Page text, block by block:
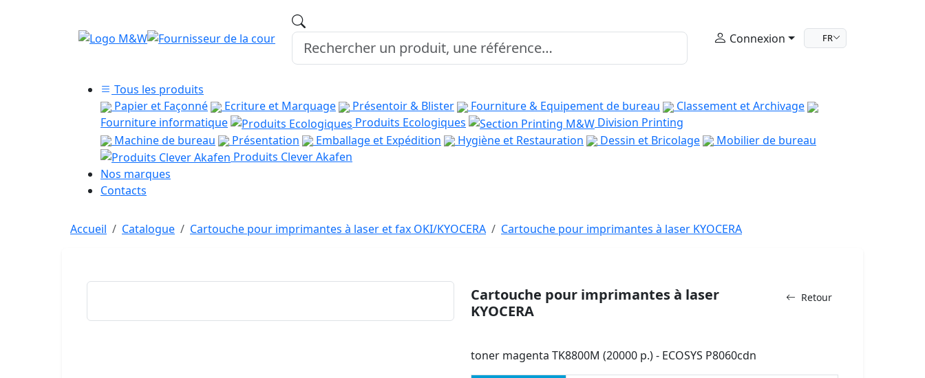
Connexion FR
Tous les produits
Papier et Façonné
Ecriture et Marquage Présentoir & Blister Fourniture & Equipement de bureau
Classement et Archivage
Fourniture informatique
Produits Ecologiques
Division Printing
Machine de bureau
Présentation Emballage et Expédition Hygiène et Restauration Dessin et Bricolage
Mobilier de bureau
Produits Clever Akafen
Nos marques
Contacts
Accueil Catalogue Cartouche pour imprimantes à laser et fax OKI/KYOCERA Cartouche pour imprimantes à laser KYOCERA
Retour
Cartouche pour imprimantes à laser
KYOCERA
toner magenta TK8800M (20000 p.) - ECOSYS P8060cdn